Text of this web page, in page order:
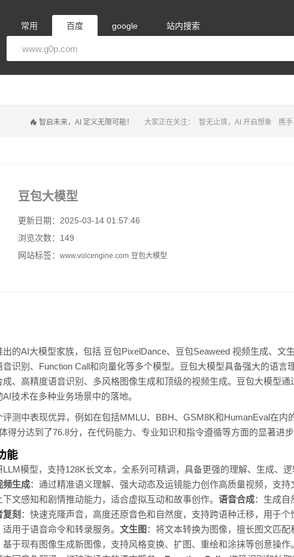
常用 百度 google 站内搜索
大家正在关注： 智无止境，AI 开启想象 携
智启未来，AI 定义无限可能！
豆包大模型
更新日期：2025-03-14 01:57:46
浏览次数：149
网站标签： www.volcengine.com 豆包大模型
的AI大模型家族，包括 豆包PixelDance、豆包Seaweed 视频生成、文
识别、Function Call和向量化等多个模型。豆包大模型具备强大的语言
、高精度语音识别、多风格图像生成和顶级的视频生成。豆包大模型
技术在多种业务场景中的落地。
测中表现优异，例如在包括MMLU、BBH、GSM8K和HumanEval在内
得分达到了76.8分，在代码能力、专业知识和指令遵循等方面的显著进步
能
LLM模型，支持128K长文本，全系列可精调，具备更强的理解、生成、
频生成：通过精准语义理解、强大动态及运镜能力创作高质量视频，支持
文感知和剧情推动能力，适合虚拟互动和故事创作。 语音合成：生成自
复刻 ：快速克隆声音，高度还原音色和自然度，支持跨语种迁移，用于个
用于语音命令和转录服务。 文生图 ：将文本转换为图像，擅长图文匹
基于现有图像生成新图像，支持风格变换、扩图、重绘和涂抹等创意操作。